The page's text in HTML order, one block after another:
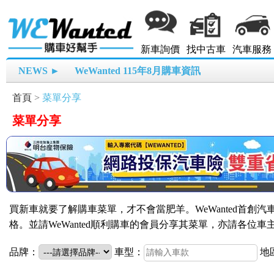
新車詢價 找中古車 汽車服務
NEWS ► WeWanted 115年8月購車資訊
首頁 > 菜單分享
菜單分享
買新車就要了解購車菜單，才不會當肥羊。WeWanted首創
格。並請WeWanted順利購車的會員分享其菜單，亦請各位
品牌： 車型： 地